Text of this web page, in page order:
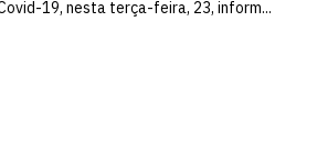
19, nesta terça-feira, 23, inform...